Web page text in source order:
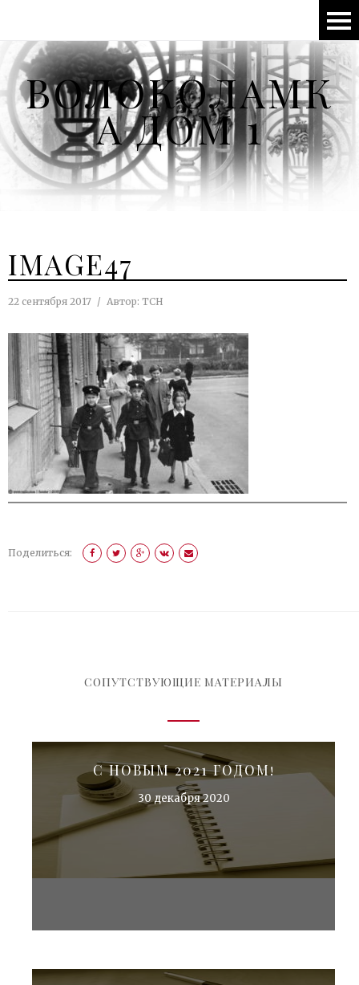
ВОЛОКОЛАМК
А ДОМ 1
IMAGE47
22 сентября 2017 Автор: ТСН
Поделиться:
СОПУТСТВУЮЩИЕ МАТЕРИАЛЫ
С НОВЫМ 2021 ГОДОМ!
30 декабря 2020